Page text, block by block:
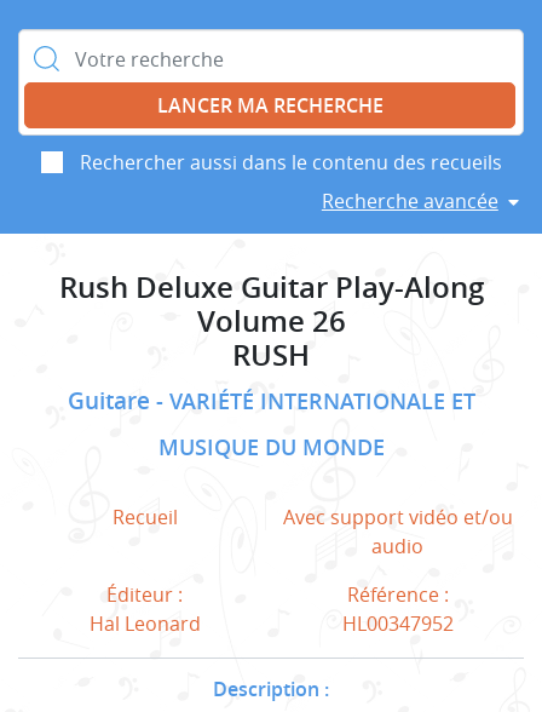
Rechercher :
Rechercher aussi dans le contenu des recueils
Recherche avancée
Rush Deluxe Guitar Play-Along
Volume 26
RUSH
Guitare
VARIÉTÉ INTERNATIONALE ET
MUSIQUE DU MONDE
Recueil
Avec support vidéo et/ou
audio
Éditeur :
Hal Leonard
Référence :
HL00347952
Description :